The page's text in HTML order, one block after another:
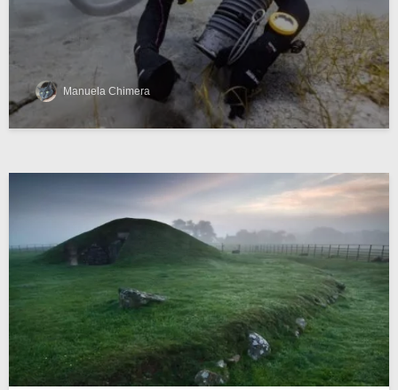
Manuela Chimera